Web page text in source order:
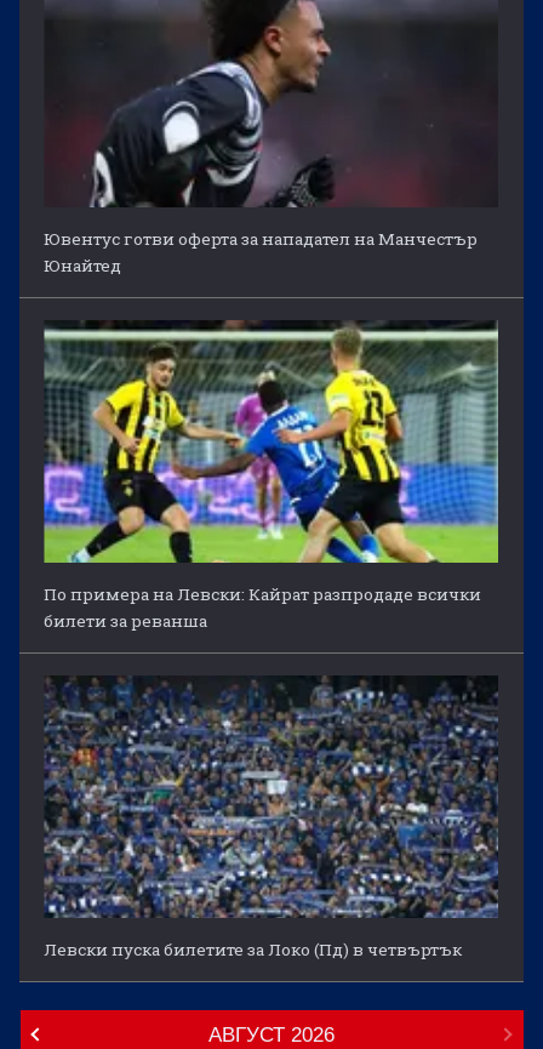
Ювентус готви оферта за нападател на Манчестър
Юнайтед
По примера на Левски: Кайрат разпродаде всички
билети за реванша
Левски пуска билетите за Локо (Пд) в четвъртък
АВГУСТ 2026